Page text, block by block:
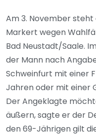
Am 3. November
Markert wegen
Bad Neustadt/Saale.
der Mann nach
Schweinfurt mit einer
Jahren oder mit einer
Der Angeklagte
äußern, sagte er der
den 69-Jährigen gilt